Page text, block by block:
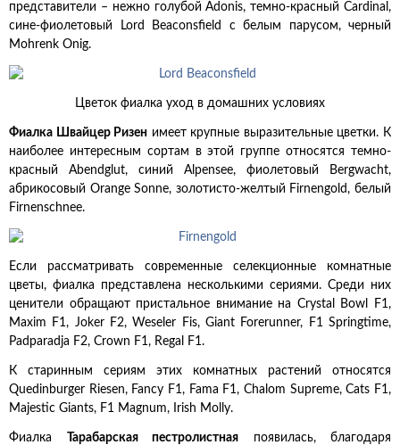
представители – нежно голубой Adonis, темно-красный Cardinal,
сине-фиолетовый Lord Beaconsfield с белым парусом, черный
Mohrenk Onig.
Цветок фиалка уход в домашних условиях
Фиалка Швайцер Ризен имеет крупные выразительные цветки. К
наиболее интересным сортам в этой группе относятся темно-
красный Abendglut, синий Alpensee, фиолетовый Bergwacht,
абрикосовый Orange Sonne, золотисто-желтый Firnengold, белый
Firnenschnee.
Если рассматривать современные селекционные комнатные
цветы, фиалка представлена несколькими сериями. Среди них
ценители обращают пристальное внимание на Crystal Bowl F1,
Maxim F1, Joker F2, Weseler Fis, Giant Forerunner, F1 Springtime,
Padparadja F2, Crown F1, Regal F1.
К старинным сериям этих комнатных растений относятся
Quedinburger Riesen, Fancy F1, Fama F1, Chalom Supreme, Cats F1,
Majestic Giants, F1 Magnum, Irish Molly.
Фиалка Тарабарская пестролистная появилась, благодаря